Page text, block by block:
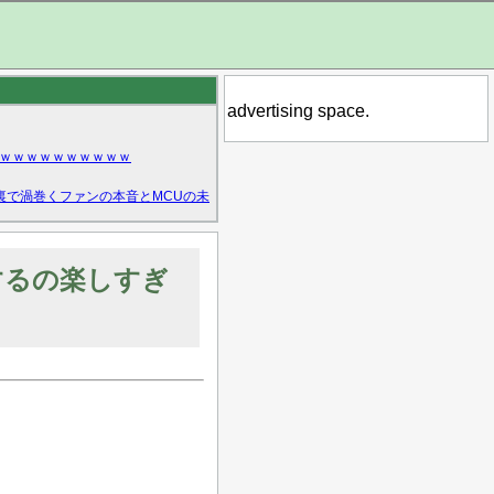
ｗｗｗｗｗｗｗｗｗ
で渦巻くファンの本音とMCUの未
の楽しすぎ
advertising space.